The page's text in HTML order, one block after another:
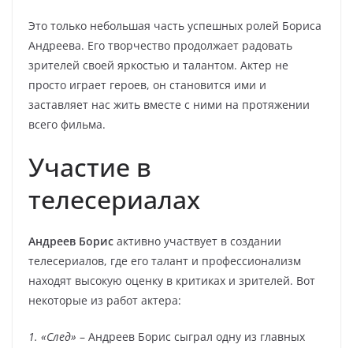
Это только небольшая часть успешных ролей Бориса
Андреева. Его творчество продолжает радовать
зрителей своей яркостью и талантом. Актер не
просто играет героев, он становится ими и
заставляет нас жить вместе с ними на протяжении
всего фильма.
Участие в
телесериалах
Андреев Борис активно участвует в создании
телесериалов, где его талант и профессионализм
находят высокую оценку в критиках и зрителей. Вот
некоторые из работ актера:
1. «След» – Андреев Борис сыграл одну из главных